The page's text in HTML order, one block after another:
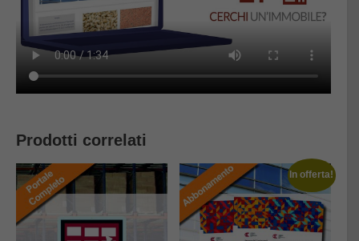
Prodotti correlati
In offerta!